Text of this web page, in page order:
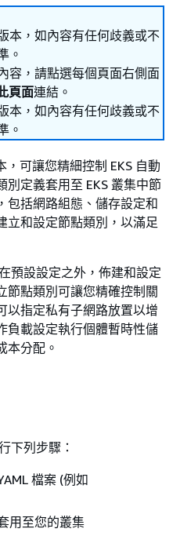
本，如內容有任何歧義或不
。
容，請點選每個頁面右側面
頁面連結。
本，如內容有任何歧義或不
。
，可讓您精細控制 EKS 自動
定義套用至 EKS 叢集中節
包括網路組態、儲存設定和
立和設定節點類別，以滿足
預設設定之外，佈建和設定
節點類別可讓您精確控制關
以指定私有子網路放置以增
負載設定執行個體暫時性儲
本分配。
下列步驟：
檔案 (例如
用至您的叢集